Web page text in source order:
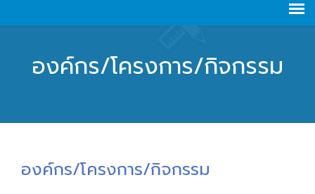
องค์กร/โครงการ/กิจกรรม
องค์กร/โครงการ/กิจกรรม